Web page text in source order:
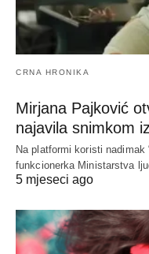
CRNA HRONIKA
Mirjana Pajković
najavila snimkom
Na platformi koristi
funkcionerka Ministarstva
5 mjeseci ago